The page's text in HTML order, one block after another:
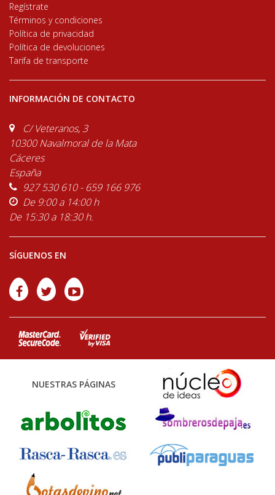
Regístrate
Términos y condiciones
Política de privacidad
Política de devoluciones
Tarifa de transporte
INFORMACIÓN DE CONTACTO
C/ Veteranos, 3
10300 Navalmoral de la Mata
Cáceres
España
927 530 610 - 659 166 976
De 9:00 a 14:00 h
De 15:30 a 18:30 h.
SÍGUENOS EN
NUESTRAS PÁGINAS